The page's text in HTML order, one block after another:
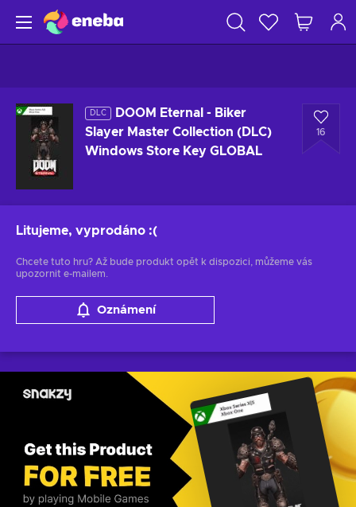
DLC
DOOM Eternal - Biker
Slayer Master Collection (DLC)
Windows Store Key GLOBAL
16
Litujeme, vyprodáno :(
Chcete tuto hru? Až bude produkt opět k dispozici, můžeme vás
upozornit e-mailem.
Oznámení